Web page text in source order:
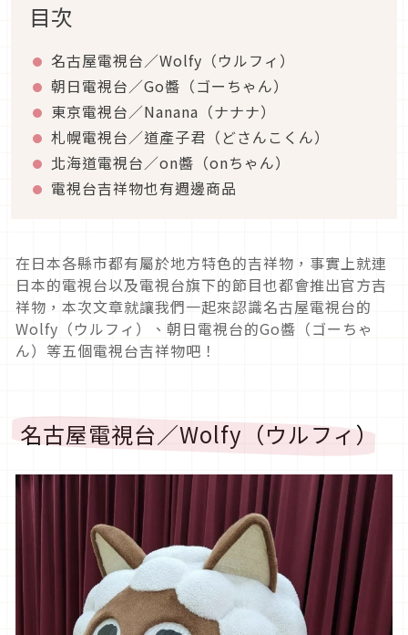
目次
名古屋電視台／Wolfy（ウルフィ）
朝日電視台／Go醬（ゴーちゃん）
東京電視台／Nanana（ナナナ）
札幌電視台／道產子君（どさんこくん）
北海道電視台／on醬（onちゃん）
電視台吉祥物也有週邊商品
在日本各縣市都有屬於地方特色的吉祥物，事實上就連
日本的電視台以及電視台旗下的節目也都會推出官方吉
祥物，本次文章就讓我們一起來認識名古屋電視台的
Wolfy（ウルフィ）、朝日電視台的Go醬（ゴーちゃ
ん）等五個電視台吉祥物吧！
名古屋電視台／Wolfy（ウルフィ）